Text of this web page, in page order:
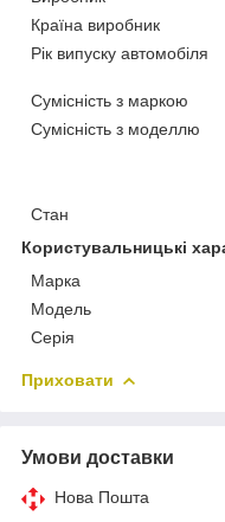
Країна виробник
Рік випуску автомобіля
Сумісність з маркою
Сумісність з моделлю
Стан
Користувальницькі
Марка
Мoдель
Серія
Приховати
Умови доставки
Нова Пошта